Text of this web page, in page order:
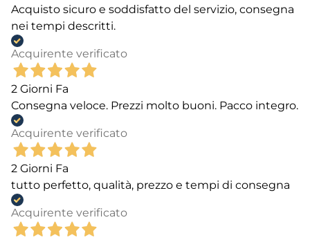
Acquisto sicuro e soddisfatto del servizio, consegna
nei tempi descritti.
Acquirente verificato
2 Giorni Fa
Consegna veloce. Prezzi molto buoni. Pacco integro.
Acquirente verificato
2 Giorni Fa
tutto perfetto, qualità, prezzo e tempi di consegna
Acquirente verificato